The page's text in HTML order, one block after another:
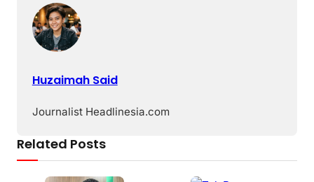
Huzaimah Said
Journalist Headlinesia.com
Related Posts